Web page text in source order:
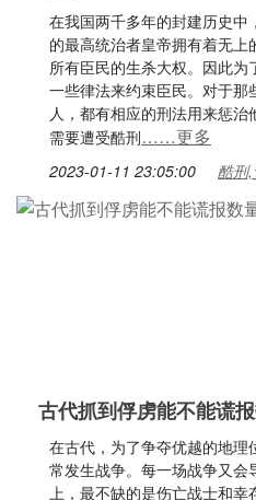
在我国两千多年的封建历史
的最高统治者皇帝拥有着无
所有臣民的生杀大权。因此
一些律法来约束臣民。对于
人，都有相应的刑法用来惩
需要遭受酷刑……更多
2023-01-11 23:05:00 酷刑
古代抓到俘虏能不能谎
在古代，为了争夺优越的地
常发生战争。每一场战争又
上，最不缺的是伤亡战士和